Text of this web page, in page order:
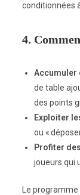
conditionnées
4.
Accumuler
de table
des points
Exploiter
ou «
Profiter
joueurs qui
Le